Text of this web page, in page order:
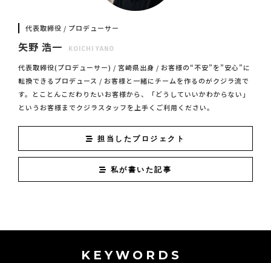
代表取締役 / プロデューサー
矢野 浩一 KOICHI YANO
代表取締役(プロデューサー) / 宮崎県出身 / お客様の“不安”を”安心”に
転換できるプロデュース / お客様と一緒にチームを作るのがクジラ流で
す。とことんこだわりたいお客様から、「どうしていいかわからない」
というお客様までクジラスタッフを上手くご利用ください。
担当したプロジェクト
私が書いた記事
KEYWORDS